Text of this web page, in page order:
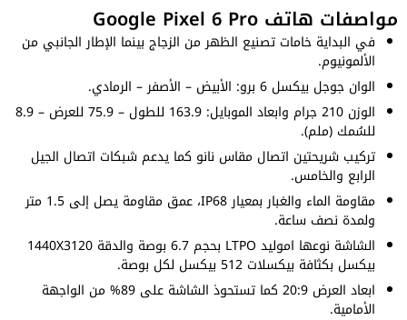
مواصفات هاتف Google Pixel 6 Pro
في البداية خامات تصنيع الظهر من الزجاج بينما الإطار الجانبي من
الألمونيوم.
الوان جوجل بيكسل 6 برو: الأبيض – الأصفر – الرمادي.
الوزن 210 جرام وابعاد الموبايل: 163.9 للطول – 75.9 للعرض – 8.9
للسُمك (ملم).
تركيب شريحتين اتصال مقاس نانو كما يدعم شبكات اتصال الجيل
الرابع والخامس.
مقاومة الماء والغبار بمعيار IP68، عمق مقاومة يصل إلى 1.5 متر
ولمدة نصف ساعة.
الشاشة نوعها اموليد LTPO بحجم 6.7 بوصة والدقة 1440X3120
بيكسل بكثافة بيكسلات 512 بيكسل لكل بوصة.
ابعاد العرض 20:9 كما تستحوذ الشاشة على 89% من الواجهة
الأمامية.